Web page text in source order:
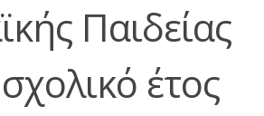
Παιδείας
έτος